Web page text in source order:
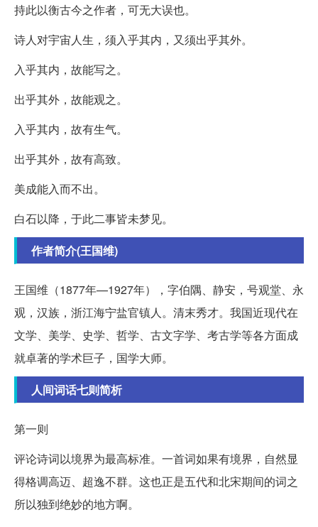
持此以衡古今之作者，可无大误也。
诗人对宇宙人生，须入乎其内，又须出乎其外。
入乎其内，故能写之。
出乎其外，故能观之。
入乎其内，故有生气。
出乎其外，故有高致。
美成能入而不出。
白石以降，于此二事皆未梦见。
作者简介(王国维)
王国维（1877年—1927年），字伯隅、静安，号观堂、永
观，汉族，浙江海宁盐官镇人。清末秀才。我国近现代在
文学、美学、史学、哲学、古文字学、考古学等各方面成
就卓著的学术巨子，国学大师。
人间词话七则简析
第一则
评论诗词以境界为最高标准。一首词如果有境界，自然显
得格调高迈、超逸不群。这也正是五代和北宋期间的词之
所以独到绝妙的地方啊。